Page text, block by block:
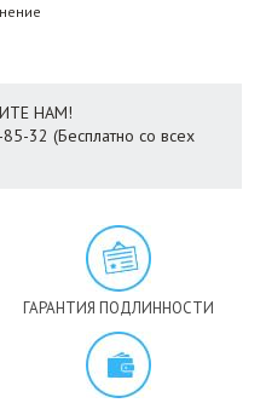
НАМ!
32 (Бесплатно со всех
ГАРАНТИЯ ПОДЛИННОСТИ